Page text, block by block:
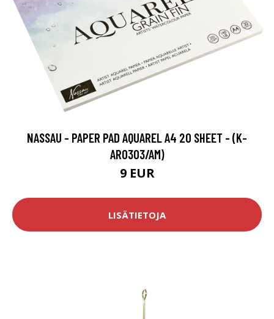
NASSAU - PAPER PAD AQUAREL A4 20 SHEET - (K-
AR0303/AM)
9 EUR
LISÄTIETOJA